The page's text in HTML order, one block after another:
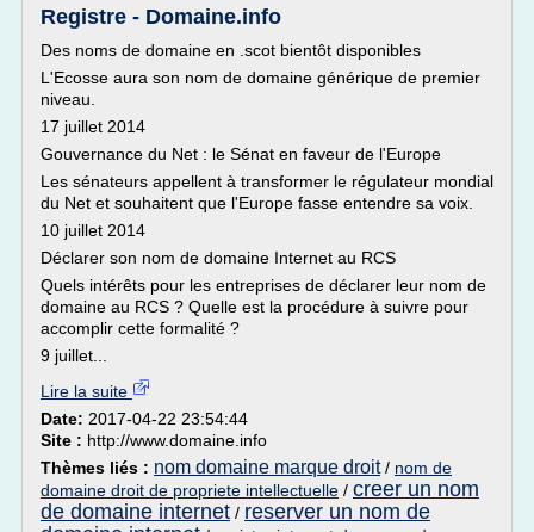
Registre - Domaine.info
Des noms de domaine en .scot bientôt disponibles
L'Ecosse aura son nom de domaine générique de premier
niveau.
17 juillet 2014
Gouvernance du Net : le Sénat en faveur de l'Europe
Les sénateurs appellent à transformer le régulateur mondial
du Net et souhaitent que l'Europe fasse entendre sa voix.
10 juillet 2014
Déclarer son nom de domaine Internet au RCS
Quels intérêts pour les entreprises de déclarer leur nom de
domaine au RCS ? Quelle est la procédure à suivre pour
accomplir cette formalité ?
9 juillet...
Lire la suite
Date: 2017-04-22 23:54:44
Site : http://www.domaine.info
Thèmes liés : nom domaine marque droit/ nom de
domaine droit de propriete intellectuelle / creer un nom
de domaine internet / reserver un nom de